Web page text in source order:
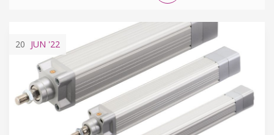
20 JUN '22